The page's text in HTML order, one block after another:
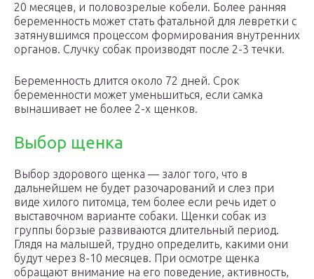
20 месяцев, и половозрелые кобели. Более ранняя
беременность может стать фатальной для левретки с
затянувшимся процессом формирования внутренних
органов. Случку собак производят после 2-3 течки.
Беременность длится около 72 дней. Срок
беременности может уменьшиться, если самка
вынашивает не более 2-х щенков.
Выбор щенка
Выбор здорового щенка — залог того, что в
дальнейшем не будет разочарований и слез при
виде хилого питомца, тем более если речь идет о
выставочном варианте собаки. Щенки собак из
группы борзые развиваются длительный период.
Глядя на малышей, трудно определить, какими они
будут через 8-10 месяцев. При осмотре щенка
обращают внимание на его поведение, активность,